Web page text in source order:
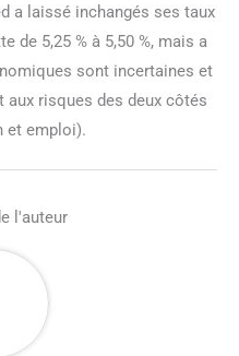
a laissé inchangés ses taux
de 5,25 % à 5,50 %, mais a
sont incertaines et
risques des deux côtés
et emploi).
l'auteur